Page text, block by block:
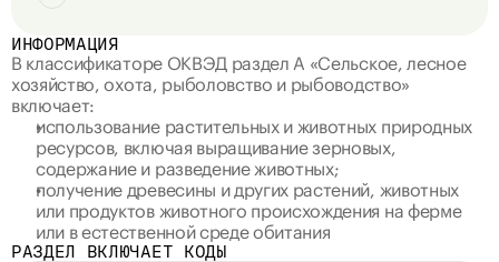
ИНФОРМАЦИЯ
В классификаторе ОКВЭД раздел А «Сельское, лесное
хозяйство, охота, рыболовство и рыбоводство»
включает:
использование растительных и животных природных
ресурсов, включая выращивание зерновых,
содержание и разведение животных;
получение древесины и других растений, животных
или продуктов животного происхождения на ферме
или в естественной среде обитания
РАЗДЕЛ ВКЛЮЧАЕТ КОДЫ